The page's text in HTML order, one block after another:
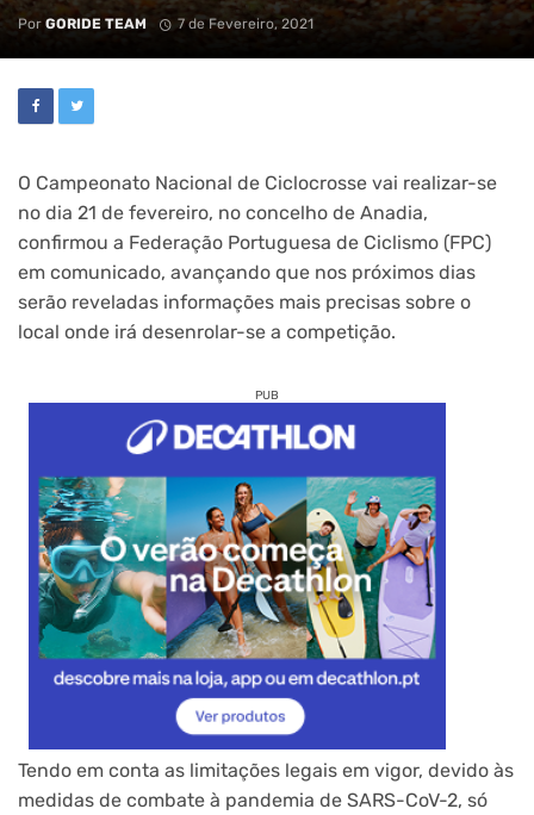
Por GORIDE TEAM 7 de Fevereiro, 2021
O Campeonato Nacional de Ciclocrosse vai realizar-se
no dia 21 de fevereiro, no concelho de Anadia,
confirmou a Federação Portuguesa de Ciclismo (FPC)
em comunicado, avançando que nos próximos dias
serão reveladas informações mais precisas sobre o
local onde irá desenrolar-se a competição.
PUB
Tendo em conta as limitações legais em vigor, devido às
medidas de combate à pandemia de SARS-CoV-2, só